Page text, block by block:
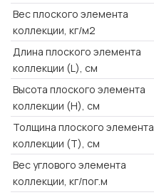
Вес плоского элемента
коллекции, кг/м2
Длина плоского элемента
коллекции (L), см
Высота плоского элемента
коллекции (H), см
Толщина плоского элемента
коллекции (T), см
Вес углового элемента
коллекции, кг/пог.м